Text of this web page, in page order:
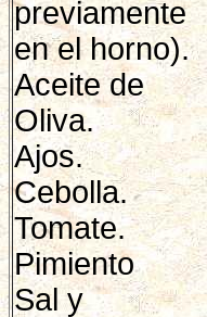
previamente
en el horno).
Aceite de
Oliva.
Ajos.
Cebolla.
Tomate.
Pimiento
Sal y